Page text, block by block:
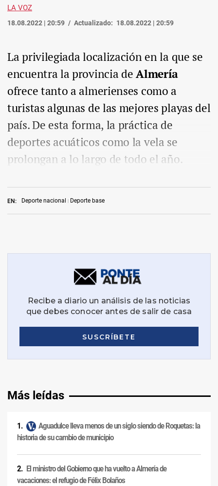
LA VOZ
18.08.2022 | 20:59 Actualizado: 18.08.2022 | 20:59
EN: Deporte nacional Deporte base
La privilegiada localización en la que se
encuentra la provincia deAlmería
ofrece tanto a almerienses como a
turistas algunas de las mejores playas del
país. De esta forma, la práctica de
deportes acuáticos como la vela se
prolongan a lo largo de todo el año.
Más leídas
Aguadulce lleva menos de un siglo siendo de Roquetas: la
historia de su cambio de municipio
El ministro del Gobierno que ha vuelto a Almería de
vacaciones: el refugio de Félix Bolaños